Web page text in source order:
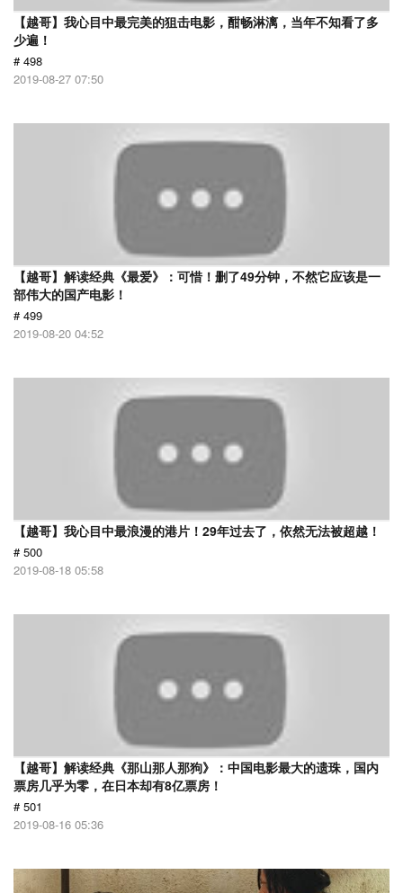
【越哥】我心目中最完美的狙击电影，酣畅淋漓，当年不知看了多
少遍！
# 498
2019-08-27 07:50
【越哥】解读经典《最爱》：可惜！删了49分钟，不然它应该是一
部伟大的国产电影！
# 499
2019-08-20 04:52
【越哥】我心目中最浪漫的港片！29年过去了，依然无法被超越！
# 500
2019-08-18 05:58
【越哥】解读经典《那山那人那狗》：中国电影最大的遗珠，国内
票房几乎为零，在日本却有8亿票房！
# 501
2019-08-16 05:36